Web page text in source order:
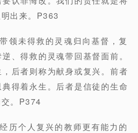
出来。P363
领未得救的灵魂归向基督，复
、得救的灵魂带回基督面前。
后者则称为献身或复兴。前者
得着永生。后者是信徒的生命
。P374
历个人复兴的教师更有能力的